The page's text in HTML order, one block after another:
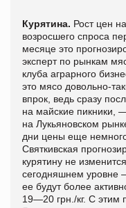
Курятина. Рост цен
возросшего спроса
месяце это
эксперт по рынкам
клуба аграрного
это мясо довольно-
впрок, ведь сразу
на майские пикники,
на Лукьяновском
дни цены еще
Святкивская
курятину не
сегодняшнем уровне
ее будут более
19—20 грн./кг. С этим